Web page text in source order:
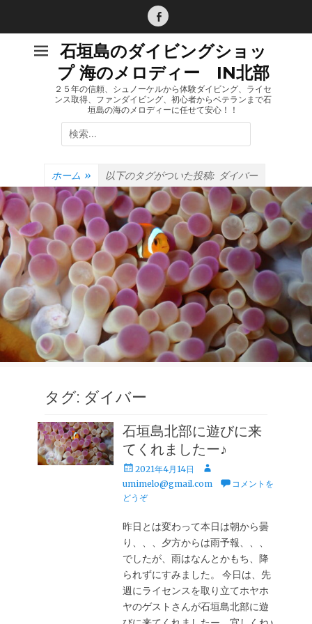
Facebook
石垣島のダイビングショッ
プ 海のメロディー IN北部
２５年の信頼、シュノーケルから体験ダイビング、ライセ
ンス取得、ファンダイビング、初心者からベテランまで石
垣島の海のメロディーに任せて安心！！
検
索:
ホーム » 以下のタグがついた投稿: ダイバー
タグ: ダイバー
石垣島北部に遊びに来
てくれましたー♪
投
稿
日
2021年4月14日
投
稿
umimelo@gmail.com
コメントを
どうぞ
昨日とは変わって本日は朝から曇
り、、、夕方からは雨予報、、、
でしたが、雨はなんとかもち、降
られずにすみました。 今日は、先
週にライセンスを取り立てホヤホ
ヤのゲストさんが石垣島北部に遊